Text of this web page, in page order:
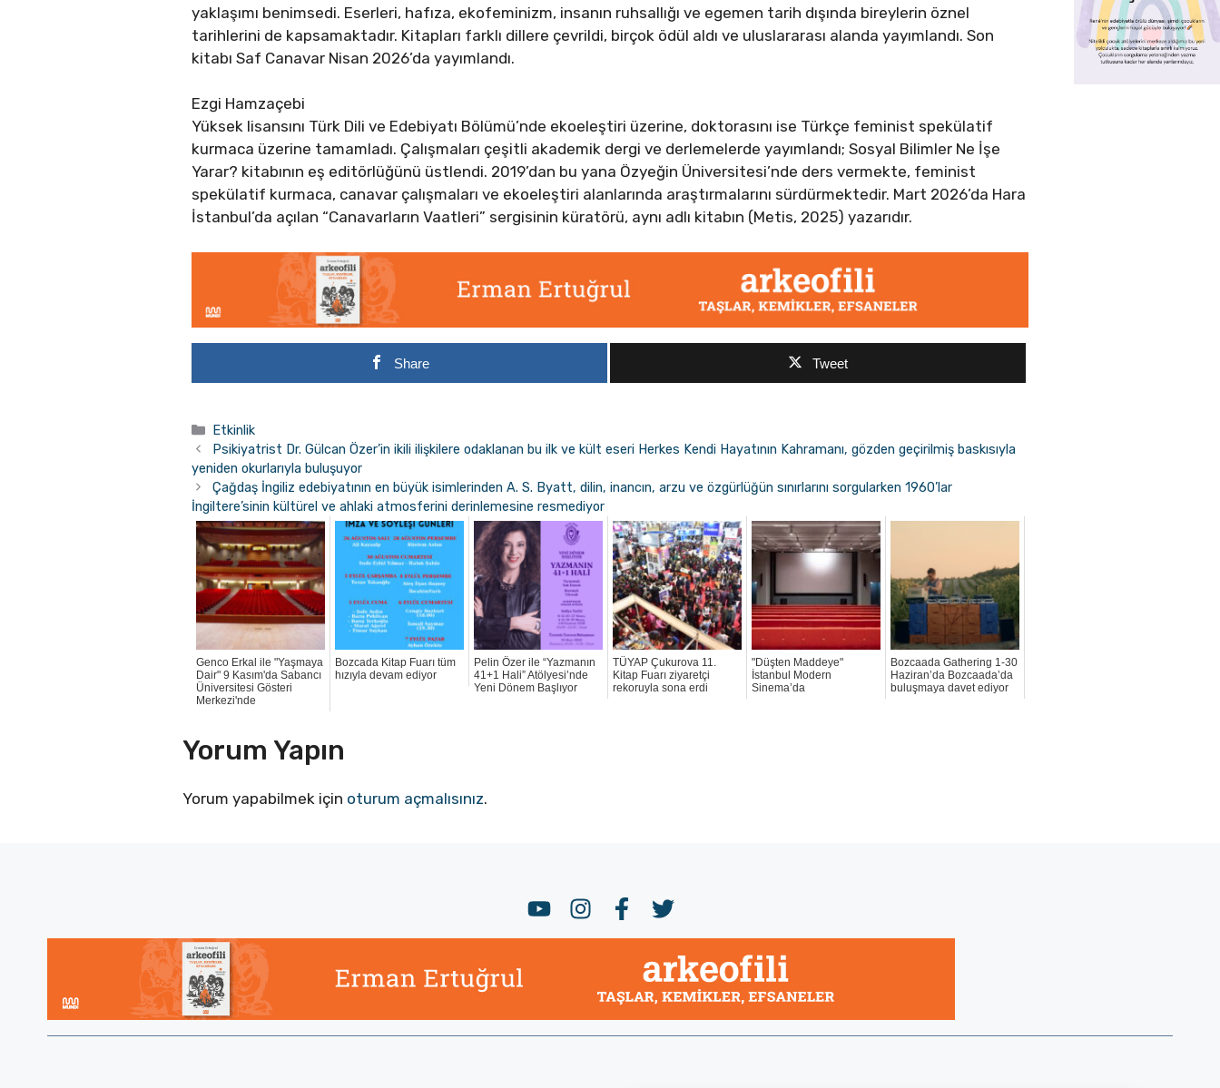
yaklaşımı benimsedi. Eserleri, hafıza, ekofeminizm, insanın ruhsallığı ve egemen tarih dışında bireylerin öznel
tarihlerini de kapsamaktadır. Kitapları farklı dillere çevrildi, birçok ödül aldı ve uluslararası alanda yayımlandı. Son
kitabı Saf Canavar Nisan 2026’da yayımlandı.
Ezgi Hamzaçebi
Yüksek lisansını Türk Dili ve Edebiyatı Bölümü’nde ekoeleştiri üzerine, doktorasını ise Türkçe feminist spekülatif
kurmaca üzerine tamamladı. Çalışmaları çeşitli akademik dergi ve derlemelerde yayımlandı; Sosyal Bilimler Ne İşe
Yarar? kitabının eş editörlüğünü üstlendi. 2019’dan bu yana Özyeğin Üniversitesi’nde ders vermekte, feminist
spekülatif kurmaca, canavar çalışmaları ve ekoeleştiri alanlarında araştırmalarını sürdürmektedir. Mart 2026’da Hara
İstanbul’da açılan “Canavarların Vaatleri” sergisinin küratörü, aynı adlı kitabın (Metis, 2025) yazarıdır.
Share Tweet
Kategoriler
Etkinlik
Psikiyatrist Dr. Gülcan Özer’in ikili ilişkilere odaklanan bu ilk ve kült eseri Herkes Kendi Hayatının Kahramanı, gözden geçirilmiş baskısıyla
yeniden okurlarıyla buluşuyor
Çağdaş İngiliz edebiyatının en büyük isimlerinden A. S. Byatt, dilin, inancın, arzu ve özgürlüğün sınırlarını sorgularken 1960’lar
İngiltere’sinin kültürel ve ahlaki atmosferini derinlemesine resmediyor
Genco Erkal ile "Yaşmaya
Dair" 9 Kasım'da Sabancı
Üniversitesi Gösteri
Merkezi'nde
Bozcada Kitap Fuarı tüm
hızıyla devam ediyor
Pelin Özer ile “Yazmanın
41+1 Hali” Atölyesi’nde
Yeni Dönem Başlıyor
TÜYAP Çukurova 11.
Kitap Fuarı ziyaretçi
rekoruyla sona erdi
"Düşten Maddeye"
İstanbul Modern
Sinema’da
Bozcaada Gathering 1-30
Haziran’da Bozcaada’da
buluşmaya davet ediyor
Yorum Yapın
Yorum yapabilmek için oturum açmalısınız.